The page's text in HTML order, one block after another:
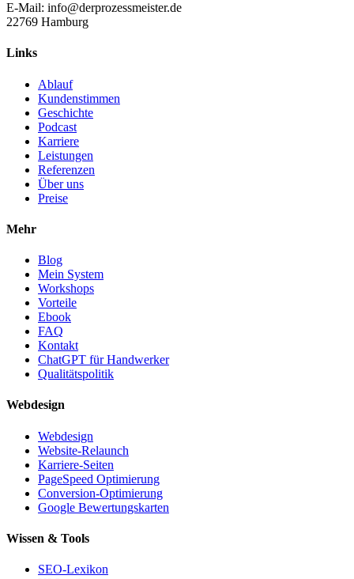
E-Mail: info@derprozessmeister.de
22769 Hamburg
Links
Ablauf
Kundenstimmen
Geschichte
Podcast
Karriere
Leistungen
Referenzen
Über uns
Preise
Mehr
Blog
Mein System
Workshops
Vorteile
Ebook
FAQ
Kontakt
ChatGPT für Handwerker
Qualitätspolitik
Webdesign
Webdesign
Website-Relaunch
Karriere-Seiten
PageSpeed Optimierung
Conversion-Optimierung
Google Bewertungskarten
Wissen & Tools
SEO-Lexikon